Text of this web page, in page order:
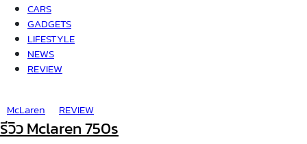
CARS
GADGETS
LIFESTYLE
NEWS
REVIEW
McLaren REVIEW
รีวิว Mclaren 750s